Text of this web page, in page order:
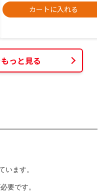
カートに入れる
っと見る
います。
要です。